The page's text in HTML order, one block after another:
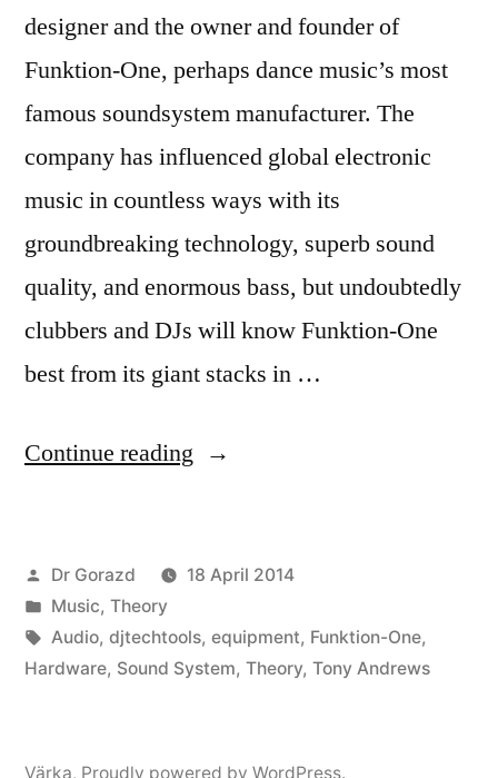
designer and the owner and founder of
Funktion-One, perhaps dance music’s most
famous soundsystem manufacturer. The
company has influenced global electronic
music in countless ways with its
groundbreaking technology, superb sound
quality, and enormous bass, but undoubtedly
clubbers and DJs will know Funktion-One
best from its giant stacks in …
Continue reading “Funktion-
Andrews
Setting
Posted
by
Dr Gorazd
18 April 2014
Posted
in
Music, Theory
Tags:
Audio, djtechtools, equipment, Funktion-One,
Hardware, Sound System, Theory, Tony Andrews
Värka, Proudly powered by WordPress.